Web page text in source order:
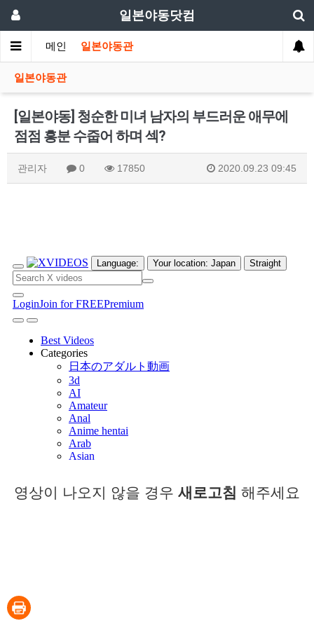
일본야동닷컴
메인 일본야동관
일본야동관
[일본야동] 청순한 미녀 남자의 부드러운 애무에
점점 흥분 수줍어 하며 섹?
관리자 0 17850 2020.09.23 09:45
영상이 나오지 않을 경우 새로고침 해주세요